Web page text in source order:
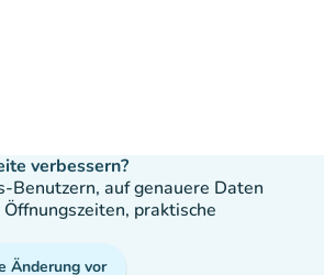
verbessern?
Benutzern, auf genauere Daten
praktische
Änderung vor